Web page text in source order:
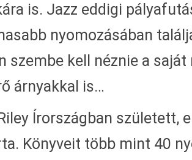
is. Jazz eddigi
nyomozásában
szembe kell néznie a
árnyakkal is…
Írországban született,
Könyveit több mint 40